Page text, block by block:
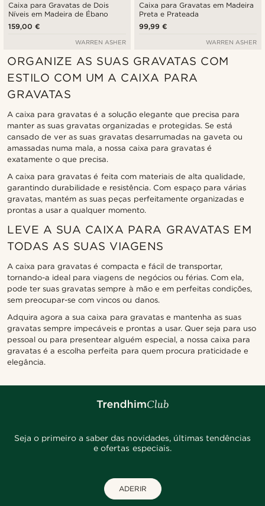
Caixa para Gravatas de Dois
Níveis em Madeira de Ébano
159,00 €
WARREN ASHER
Caixa para Gravatas em Madeira
Preta e Prateada
99,99 €
WARREN ASHER
ORGANIZE AS SUAS GRAVATAS COM
ESTILO COM UM A CAIXA PARA
GRAVATAS
A caixa para gravatas é a solução elegante que precisa para
manter as suas gravatas organizadas e protegidas. Se está
cansado de ver as suas gravatas desarrumadas na gaveta ou
amassadas numa mala, a nossa caixa para gravatas é
exatamente o que precisa.
A caixa para gravatas é feita com materiais de alta qualidade,
garantindo durabilidade e resistência. Com espaço para várias
gravatas, mantém as suas peças perfeitamente organizadas e
prontas a usar a qualquer momento.
LEVE A SUA CAIXA PARA GRAVATAS EM
TODAS AS SUAS VIAGENS
A caixa para gravatas é compacta e fácil de transportar,
tornando-a ideal para viagens de negócios ou férias. Com ela,
pode ter suas gravatas sempre à mão e em perfeitas condições,
sem preocupar-se com vincos ou danos.
Adquira agora a sua caixa para gravatas e mantenha as suas
gravatas sempre impecáveis e prontas a usar. Quer seja para uso
pessoal ou para presentear alguém especial, a nossa caixa para
gravatas é a escolha perfeita para quem procura praticidade e
elegância.
Seja o primeiro a saber das novidades, últimas tendências
e ofertas especiais.
ADERIR